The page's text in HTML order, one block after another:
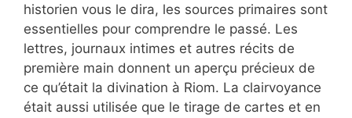
historien vous le dira, les sources primaires sont
essentielles pour comprendre le passé. Les
lettres, journaux intimes et autres récits de
première main donnent un aperçu précieux de
ce qu’était la divination à Riom. La clairvoyance
était aussi utilisée que le tirage de cartes et en